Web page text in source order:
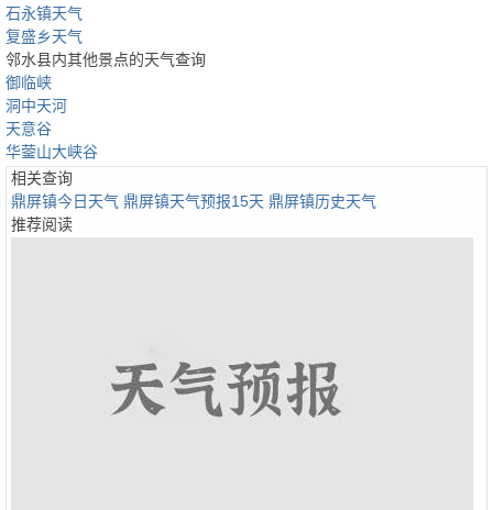
石永镇天气
复盛乡天气
邻水县内其他景点的天气查询
御临峡
洞中天河
天意谷
华蓥山大峡谷
相关查询
鼎屏镇今日天气 鼎屏镇天气预报15天 鼎屏镇历史天气
推荐阅读